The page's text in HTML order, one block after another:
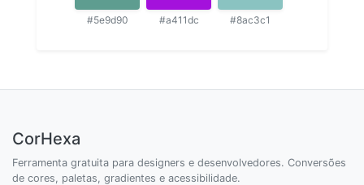
#5e9d90 #a411dc #8ac3c1
CorHexa
Ferramenta gratuita para designers e desenvolvedores. Conversões
de cores, paletas, gradientes e acessibilidade.